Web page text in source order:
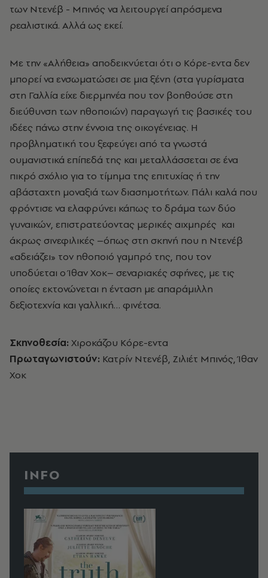
των Ντενέβ - Μπινός να λειτουργεί απρόσμενα
ρεαλιστικά. Αλλά ως εκεί.
Με την «Αλήθεια» αποδεικνύεται ότι ο Κόρε-εντα δεν
μπορεί να ενσωματώσει σε μια ξένη (στα γυρίσματα
στη Γαλλία είχε διερμηνέα που τον βοηθούσε στη
διεύθυνση των ηθοποιών) παραγωγή τις βασικές του
ιδέες πάνω στην έννοια της οικογένειας. Η
προβληματική του ξεφεύγει από τα γνωστά
ουμανιστικά επίπεδά της και μεταλλάσσεται σε ένα
πικρό σχόλιο για το τίμημα της επιτυχίας ή την
αβάσταχτη μοναξιά των διασημοτήτων. Πάλι καλά που
φρόντισε να ελαφρύνει κάπως το δράμα των δύο
γυναικών, επιστρατεύοντας μερικές αιχμηρές και
άκρως σινεφιλικές –όπως στη σκηνή που η Ντενέβ
«αδειάζει» τον ηθοποιό γαμπρό της, που τον
υποδύεται ο Ίθαν Χοκ– σεναριακές σφήνες, με τις
οποίες εκτονώνεται η ένταση με απαράμιλλη
δεξιοτεχνία και γαλλική… φινέτσα.
Σκηνοθεσία: Χιροκάζου Κόρε-εντα
Πρωταγωνιστούν: Κατρίν Ντενέβ, Ζιλιέτ Μπινός, Ίθαν
Χοκ
INFO